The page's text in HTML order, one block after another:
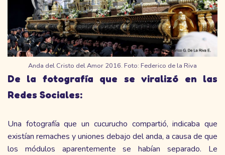
Anda del Cristo del Amor 2016. Foto: Federico de la Riva
De la fotografía que se viralizó en las
Redes Sociales:
Una fotografía que un cucurucho compartió, indicaba que
existían remaches y uniones debajo del anda, a causa de que
los módulos aparentemente se habían separado. Le